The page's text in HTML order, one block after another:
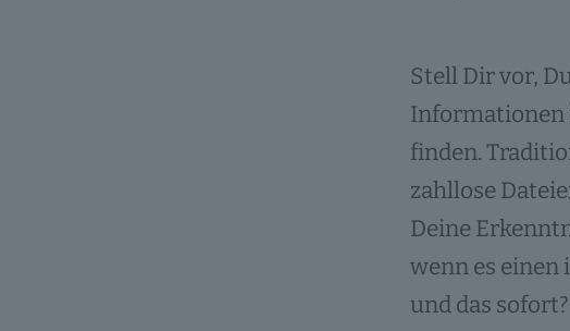
Stell Dir vor,
Informationen
finden.
zahllose
Deine
wenn es einen
und das sofort?